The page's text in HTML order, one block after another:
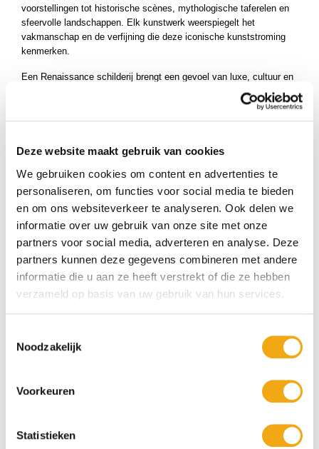
Deze website maakt gebruik van cookies
We gebruiken cookies om content en advertenties te
personaliseren, om functies voor social media te bieden
en om ons websiteverkeer te analyseren. Ook delen we
informatie over uw gebruik van onze site met onze
partners voor social media, adverteren en analyse. Deze
partners kunnen deze gegevens combineren met andere
informatie die u aan ze heeft verstrekt of die ze hebben
verzameld op basis van uw gebruik van hun services.
Noodzakelijk
Voorkeuren
Statistieken
voorstellingen tot historische scènes, mythologische taferelen en
sfeervolle landschappen. Elk kunstwerk weerspiegelt het
vakmanschap en de verfijning die deze iconische kunststroming
kenmerken.
Een Renaissance schilderij brengt een gevoel van luxe, cultuur en
tijdloze elegantie in iedere ruimte. Dankzij de uitgebalanceerde
composities en rijke symboliek vormen deze schilderijen een
indrukwekkende blikvanger in woonkamers, kantoren, bibliotheken,
vindt u zorgvuldig geselecteerde
schilderijenwaarin traditie, schoonheid en artistieke perfectie
samenkomen. Laat u inspireren door de wereld van de klassieke
meesters en ontdek een uniek kunstwerk dat uw interieur verrijkt
met historische klasse, verfijning en tijdloze uitstraling.